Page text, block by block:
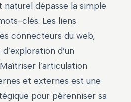
dépasse la simple
clés. Les liens
connecteurs du web,
d’un
l’articulation
et externes est une
pour pérenniser sa